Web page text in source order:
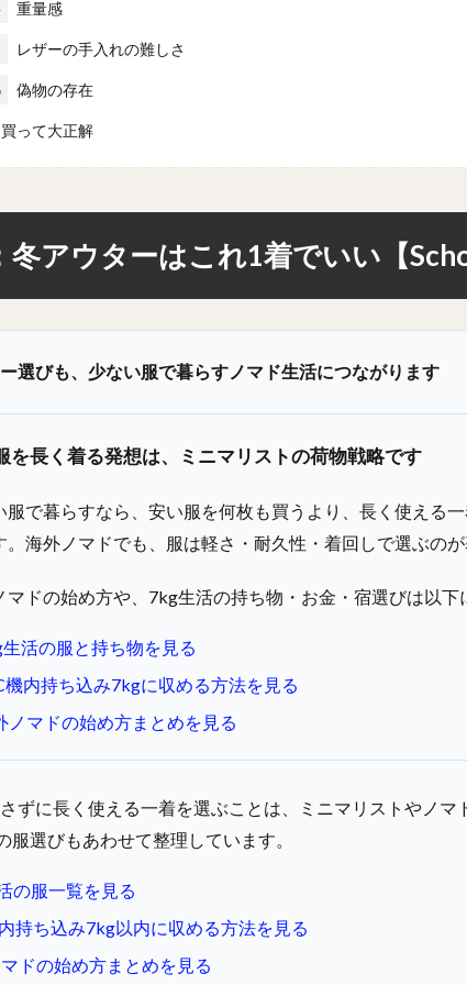
重量感
レザーの手入れの難しさ
偽物の存在
って大正解
冬アウターはこれ1着でいい【
選びも、少ない服で暮らすノマド生活につながります
を長く着る発想は、ミニマリストの荷物戦略です
服で暮らすなら、安い服を何枚も買うより、長く使える
。海外ノマドでも、服は軽さ・耐久性・着回しで選ぶのが
マドの始め方や、7kg生活の持ち物・お金・宿選びは以下
活の服と持ち物を見る
機内持ち込み7kgに収める方法を見る
ノマドの始め方まとめを見る
ずに長く使える一着を選ぶことは、ミニマリストやノマ
服選びもあわせて整理しています。
の服一覧を見る
持ち込み7kg以内に収める方法を見る
ドの始め方まとめを見る